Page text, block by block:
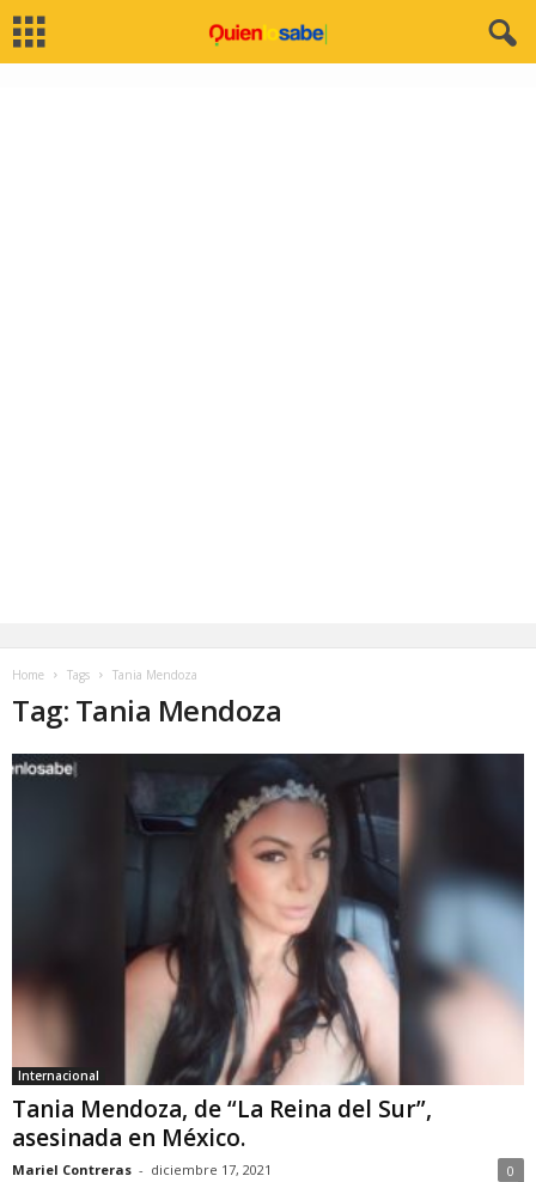
Home Tags Tania Mendoza
Tag: Tania Mendoza
Internacional
Tania Mendoza, de “La Reina del Sur”,
asesinada en México.
Mariel Contreras - diciembre 17, 2021 0